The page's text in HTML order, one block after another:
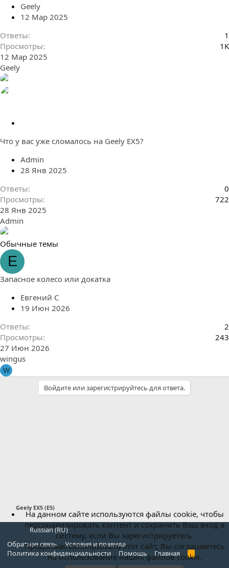
е
п
л
е
н
о
Geely
12 Мар 2025
Ответы
1
Просмотры
1K
12 Мар 2025
Geely
к
е
п
л
е
н
о
Что у вас уже сломалось на Geely EX5?
Admin
28 Янв 2025
Ответы
0
Просмотры
722
28 Янв 2025
Admin
Обычные темы
Е
Запасное колесо или докатка
Евгений С
19 Июн 2026
Ответы
2
Просмотры
243
27 Июн 2026
wingus
W
Войдите или зарегистрируйтесь для ответа.
Geely EX5 (E5)
Russian (RU)
Обратная связь
Условия и правила
Политика конфиденциальности
Помощь Главная
R
S
На данном сайте используются файлы cookie, чтобы
персонализировать контент и сохранить Ваш вход в
систему, если Вы зарегистрируетесь.
Продолжая использовать этот сайт, Вы соглашаетесь
на использование наших файлов cookie.